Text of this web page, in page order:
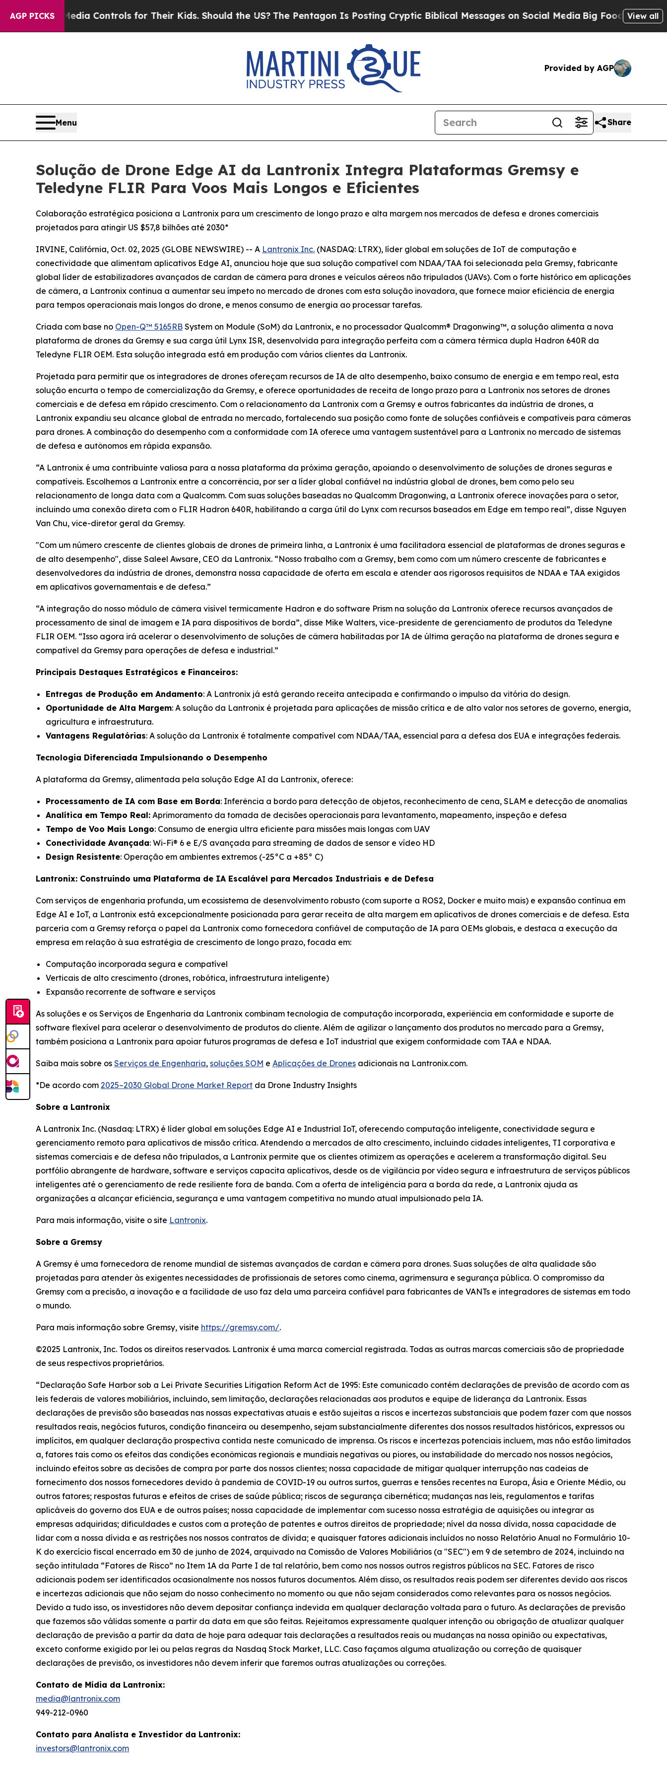
AGP PICKS
Controls for Their Kids. Should the US?The Pentagon Is Posting Cryptic Biblical Messages on Social MediaBig Food vs. The People. Big
View all
Provided by AGP
Menu Share
Solução de Drone Edge AI da Lantronix Integra Plataformas Gremsy e
Teledyne FLIR Para Voos Mais Longos e Eficientes
Colaboração estratégica posiciona a Lantronix para um crescimento de longo prazo e alta margem nos mercados de defesa e drones comerciais
projetados para atingir US $57,8 bilhões até 2030*
IRVINE, Califórnia, Oct. 02, 2025 (GLOBE NEWSWIRE) -- A Lantronix Inc. (NASDAQ: LTRX), líder global em soluções de IoT de computação e
conectividade que alimentam aplicativos Edge AI, anunciou hoje que sua solução compatível com NDAA/TAA foi selecionada pela Gremsy, fabricante
global líder de estabilizadores avançados de cardan de câmera para drones e veículos aéreos não tripulados (UAVs). Com o forte histórico em aplicações
de câmera, a Lantronix continua a aumentar seu ímpeto no mercado de drones com esta solução inovadora, que fornece maior eficiência de energia
para tempos operacionais mais longos do drone, e menos consumo de energia ao processar tarefas.
Criada com base no Open-Q™ 5165RB System on Module (SoM) da Lantronix, e no processador Qualcomm® Dragonwing™, a solução alimenta a nova
plataforma de drones da Gremsy e sua carga útil Lynx ISR, desenvolvida para integração perfeita com a câmera térmica dupla Hadron 640R da
Teledyne FLIR OEM. Esta solução integrada está em produção com vários clientes da Lantronix.
Projetada para permitir que os integradores de drones ofereçam recursos de IA de alto desempenho, baixo consumo de energia e em tempo real, esta
solução encurta o tempo de comercialização da Gremsy, e oferece oportunidades de receita de longo prazo para a Lantronix nos setores de drones
comerciais e de defesa em rápido crescimento. Com o relacionamento da Lantronix com a Gremsy e outros fabricantes da indústria de drones, a
Lantronix expandiu seu alcance global de entrada no mercado, fortalecendo sua posição como fonte de soluções confiáveis e compatíveis para câmeras
para drones. A combinação do desempenho com a conformidade com IA oferece uma vantagem sustentável para a Lantronix no mercado de sistemas
de defesa e autônomos em rápida expansão.
“A Lantronix é uma contribuinte valiosa para a nossa plataforma da próxima geração, apoiando o desenvolvimento de soluções de drones seguras e
compatíveis. Escolhemos a Lantronix entre a concorrência, por ser a líder global confiável na indústria global de drones, bem como pelo seu
relacionamento de longa data com a Qualcomm. Com suas soluções baseadas no Qualcomm Dragonwing, a Lantronix oferece inovações para o setor,
incluindo uma conexão direta com o FLIR Hadron 640R, habilitando a carga útil do Lynx com recursos baseados em Edge em tempo real”, disse Nguyen
Van Chu, vice-diretor geral da Gremsy.
"Com um número crescente de clientes globais de drones de primeira linha, a Lantronix é uma facilitadora essencial de plataformas de drones seguras e
de alto desempenho", disse Saleel Awsare, CEO da Lantronix. “Nosso trabalho com a Gremsy, bem como com um número crescente de fabricantes e
desenvolvedores da indústria de drones, demonstra nossa capacidade de oferta em escala e atender aos rigorosos requisitos de NDAA e TAA exigidos
em aplicativos governamentais e de defesa.”
“A integração do nosso módulo de câmera visível termicamente Hadron e do software Prism na solução da Lantronix oferece recursos avançados de
processamento de sinal de imagem e IA para dispositivos de borda”, disse Mike Walters, vice-presidente de gerenciamento de produtos da Teledyne
FLIR OEM. “Isso agora irá acelerar o desenvolvimento de soluções de câmera habilitadas por IA de última geração na plataforma de drones segura e
compatível da Gremsy para operações de defesa e industrial.”
Principais Destaques Estratégicos e Financeiros:
Entregas de Produção em Andamento: A Lantronix já está gerando receita antecipada e confirmando o impulso da vitória do design.
Oportunidade de Alta Margem: A solução da Lantronix é projetada para aplicações de missão crítica e de alto valor nos setores de governo, energia,
agricultura e infraestrutura.
Vantagens Regulatórias: A solução da Lantronix é totalmente compatível com NDAA/TAA, essencial para a defesa dos EUA e integrações federais.
Tecnologia Diferenciada Impulsionando o Desempenho
A plataforma da Gremsy, alimentada pela solução Edge AI da Lantronix, oferece:
Processamento de IA com Base em Borda: Inferência a bordo para detecção de objetos, reconhecimento de cena, SLAM e detecção de anomalias
Analítica em Tempo Real: Aprimoramento da tomada de decisões operacionais para levantamento, mapeamento, inspeção e defesa
Tempo de Voo Mais Longo: Consumo de energia ultra eficiente para missões mais longas com UAV
Conectividade Avançada: Wi-Fi® 6 e E/S avançada para streaming de dados de sensor e vídeo HD
Design Resistente: Operação em ambientes extremos (-25°C a +85° C)
Lantronix: Construindo uma Plataforma de IA Escalável para Mercados Industriais e de Defesa
Com serviços de engenharia profunda, um ecossistema de desenvolvimento robusto (com suporte a ROS2, Docker e muito mais) e expansão contínua em
Edge AI e IoT, a Lantronix está excepcionalmente posicionada para gerar receita de alta margem em aplicativos de drones comerciais e de defesa. Esta
parceria com a Gremsy reforça o papel da Lantronix como fornecedora confiável de computação de IA para OEMs globais, e destaca a execução da
empresa em relação à sua estratégia de crescimento de longo prazo, focada em:
Computação incorporada segura e compatível
Verticais de alto crescimento (drones, robótica, infraestrutura inteligente)
Expansão recorrente de software e serviços
As soluções e os Serviços de Engenharia da Lantronix combinam tecnologia de computação incorporada, experiência em conformidade e suporte de
software flexível para acelerar o desenvolvimento de produtos do cliente. Além de agilizar o lançamento dos produtos no mercado para a Gremsy,
também posiciona a Lantronix para apoiar futuros programas de defesa e IoT industrial que exigem conformidade com TAA e NDAA.
Saiba mais sobre os Serviços de Engenharia, soluções SOM e Aplicações de Drones adicionais na Lantronix.com.
*De acordo com 2025–2030 Global Drone Market Report da Drone Industry Insights
Sobre a Lantronix
A Lantronix Inc. (Nasdaq: LTRX) é líder global em soluções Edge AI e Industrial IoT, oferecendo computação inteligente, conectividade segura e
gerenciamento remoto para aplicativos de missão crítica. Atendendo a mercados de alto crescimento, incluindo cidades inteligentes, TI corporativa e
sistemas comerciais e de defesa não tripulados, a Lantronix permite que os clientes otimizem as operações e acelerem a transformação digital. Seu
portfólio abrangente de hardware, software e serviços capacita aplicativos, desde os de vigilância por vídeo segura e infraestrutura de serviços públicos
inteligentes até o gerenciamento de rede resiliente fora de banda. Com a oferta de inteligência para a borda da rede, a Lantronix ajuda as
organizações a alcançar eficiência, segurança e uma vantagem competitiva no mundo atual impulsionado pela IA.
Para mais informação, visite o site Lantronix.
Sobre a Gremsy
A Gremsy é uma fornecedora de renome mundial de sistemas avançados de cardan e câmera para drones. Suas soluções de alta qualidade são
projetadas para atender às exigentes necessidades de profissionais de setores como cinema, agrimensura e segurança pública. O compromisso da
Gremsy com a precisão, a inovação e a facilidade de uso faz dela uma parceira confiável para fabricantes de VANTs e integradores de sistemas em todo
o mundo.
Para mais informação sobre Gremsy, visite https://gremsy.com/.
©2025 Lantronix, Inc. Todos os direitos reservados. Lantronix é uma marca comercial registrada. Todas as outras marcas comerciais são de propriedade
de seus respectivos proprietários.
“Declaração Safe Harbor sob a Lei Private Securities Litigation Reform Act de 1995: Este comunicado contém declarações de previsão de acordo com as
leis federais de valores mobiliários, incluindo, sem limitação, declarações relacionadas aos produtos e equipe de liderança da Lantronix. Essas
declarações de previsão são baseadas nas nossas expectativas atuais e estão sujeitas a riscos e incertezas substanciais que podem fazer com que nossos
resultados reais, negócios futuros, condição financeira ou desempenho, sejam substancialmente diferentes dos nossos resultados históricos, expressos ou
implícitos, em qualquer declaração prospectiva contida neste comunicado de imprensa. Os riscos e incertezas potenciais incluem, mas não estão limitados
a, fatores tais como os efeitos das condições econômicas regionais e mundiais negativas ou piores, ou instabilidade do mercado nos nossos negócios,
incluindo efeitos sobre as decisões de compra por parte dos nossos clientes; nossa capacidade de mitigar qualquer interrupção nas cadeias de
fornecimento dos nossos fornecedores devido à pandemia de COVID-19 ou outros surtos, guerras e tensões recentes na Europa, Ásia e Oriente Médio, ou
outros fatores; respostas futuras e efeitos de crises de saúde pública; riscos de segurança cibernética; mudanças nas leis, regulamentos e tarifas
aplicáveis do governo dos EUA e de outros países; nossa capacidade de implementar com sucesso nossa estratégia de aquisições ou integrar as
empresas adquiridas; dificuldades e custos com a proteção de patentes e outros direitos de propriedade; nível da nossa dívida, nossa capacidade de
lidar com a nossa dívida e as restrições nos nossos contratos de dívida; e quaisquer fatores adicionais incluídos no nosso Relatório Anual no Formulário 10-
K do exercício fiscal encerrado em 30 de junho de 2024, arquivado na Comissão de Valores Mobiliários (a "SEC") em 9 de setembro de 2024, incluindo na
seção intitulada “Fatores de Risco” no Item 1A da Parte I de tal relatório, bem como nos nossos outros registros públicos na SEC. Fatores de risco
adicionais podem ser identificados ocasionalmente nos nossos futuros documentos. Além disso, os resultados reais podem ser diferentes devido aos riscos
e incertezas adicionais que não sejam do nosso conhecimento no momento ou que não sejam considerados como relevantes para os nossos negócios.
Devido a tudo isso, os investidores não devem depositar confiança indevida em qualquer declaração voltada para o futuro. As declarações de previsão
que fazemos são válidas somente a partir da data em que são feitas. Rejeitamos expressamente qualquer intenção ou obrigação de atualizar qualquer
declaração de previsão a partir da data de hoje para adequar tais declarações a resultados reais ou mudanças na nossa opinião ou expectativas,
exceto conforme exigido por lei ou pelas regras da Nasdaq Stock Market, LLC. Caso façamos alguma atualização ou correção de quaisquer
declarações de previsão, os investidores não devem inferir que faremos outras atualizações ou correções.
Contato de Mídia da Lantronix:
media@lantronix.com
949-212-0960
Contato para Analista e Investidor da Lantronix:
investors@lantronix.com